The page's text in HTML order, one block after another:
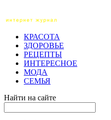
КРАСОТА
ЗДОРОВЬЕ
РЕЦЕПТЫ
ИНТЕРЕСНОЕ
МОДА
СЕМЬЯ
Найти на сайте